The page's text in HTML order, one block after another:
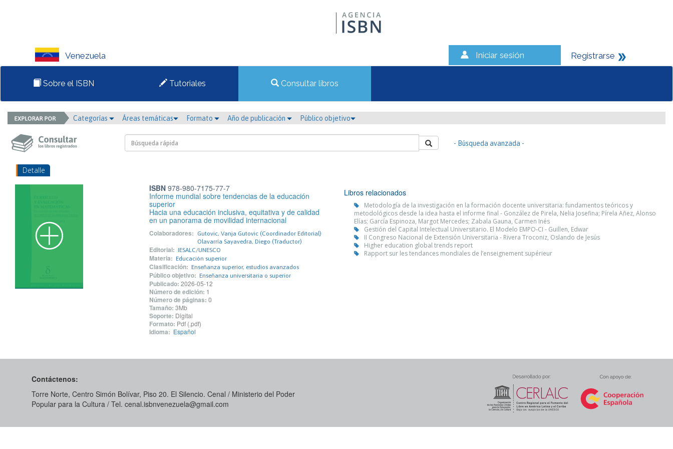
Venezuela Iniciar sesión Registrarse
Sobre el ISBN Tutoriales Consultar libros
Categorías Áreas temáticas Formato Año de publicación Público objetivo
- Búsqueda avanzada -
Detalle
ISBN978-980-7175-77-7
Informe mundial sobre tendencias de la educación
superior
Hacia una educación inclusiva, equitativa y de calidad
en un panorama de movilidad internacional
Colaboradores:
Gutovic, Vanja Gutovic (Coordinador Editorial)
Olavarría Sayavedra, Diego (Traductor)
Editorial: IESALC/UNESCO
Materia: Educación superior
Clasificación: Enseñanza superior, estudios avanzados
Público objetivo: Enseñanza universitaria o superior
Publicado: 2026-05-12
Número de edición: 1
Número de páginas: 0
Tamaño: 3Mb
Soporte: Digital
Formato: Pdf (.pdf)
Idioma: Español
Libros relacionados
Metodología de la investigación en la formación docente universitaria: fundamentos teóricos y
metodológicos desde la idea hasta el informe final - González de Pirela, Nelia Josefina; Pírela Añez, Alonso
Elías; García Espinoza, Margot Mercedes; Zabala Gauna, Carmen Inés
Gestión del Capital Intelectual Universitario. El Modelo EMPO-CI - Guillen, Edwar
II Congreso Nacional de Extensión Universitaria - Rivera Troconiz, Oslando de Jesús
Higher education global trends report
Rapport sur les tendances mondiales de l’enseignement supérieur
Contáctenos:
Torre Norte, Centro Simón Bolívar, Piso 20. El Silencio. Cenal / Ministerio del Poder
Popular para la Cultura / Tel. cenal.isbnvenezuela@gmail.com